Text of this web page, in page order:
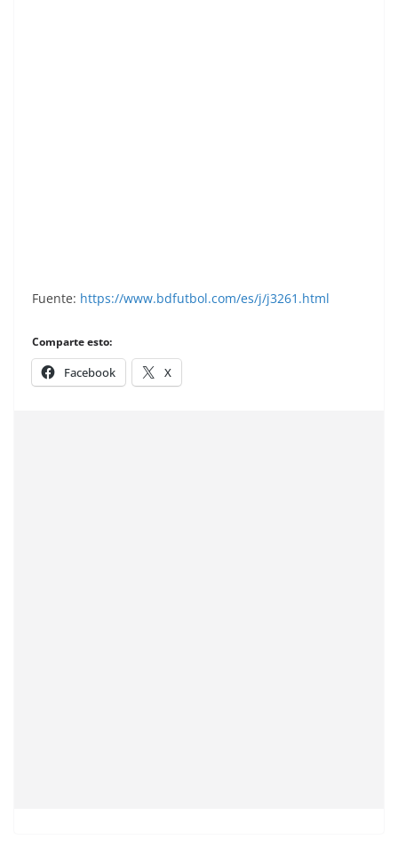
Fuente: https://www.bdfutbol.com/es/j/j3261.html
Comparte esto:
Facebook X